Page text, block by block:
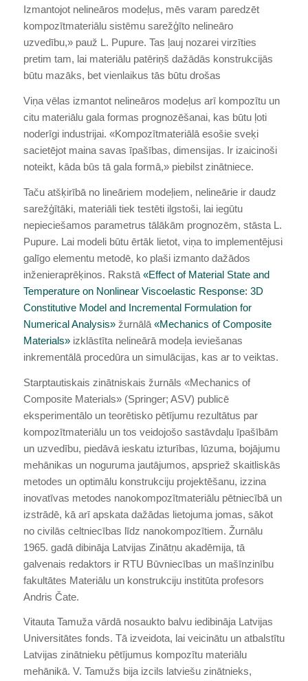
Izmantojot nelineāros modeļus, mēs varam paredzēt
kompozītmateriālu sistēmu sarežģīto nelineāro
uzvedību,» pauž L. Pupure. Tas ļauj nozarei virzīties
pretim tam, lai materiālu patēriņš dažādās konstrukcijās
būtu mazāks, bet vienlaikus tās būtu drošas
Viņa vēlas izmantot nelineāros modeļus arī kompozītu un
citu materiālu gala formas prognozēšanai, kas būtu ļoti
noderīgi industrijai. «Kompozītmateriālā esošie sveķi
sacietējot maina savas īpašības, dimensijas. Ir izaicinoši
noteikt, kāda būs tā gala formā,» piebilst zinātniece.
Taču atšķirībā no lineāriem modeļiem, nelineārie ir daudz
sarežģītāki, materiāli tiek testēti ilgstoši, lai iegūtu
nepieciešamos parametrus tālākām prognozēm, stāsta L.
Pupure. Lai modeli būtu ērtāk lietot, viņa to implementējusi
galīgo elementu metodē, ko plaši izmanto dažādos
inženieraprēķinos. Rakstā «Effect of Material State and
Temperature on Nonlinear Viscoelastic Response: 3D
Constitutive Model and Incremental Formulation for
Numerical Analysis»žurnālā «Mechanics of Composite
Materials»izklāstīta nelineārā modeļa ieviešanas
inkrementālā procedūra un simulācijas, kas ar to veiktas.
Starptautiskais zinātniskais žurnāls «Mechanics of
Composite Materials» (Springer; ASV) publicē
eksperimentālo un teorētisko pētījumu rezultātus par
kompozītmateriālu un tos veidojošo sastāvdaļu īpašībām
un uzvedību, piedāvā ieskatu izturības, lūzuma, bojājumu
mehānikas un noguruma jautājumos, apspriež skaitliskās
metodes un optimālu konstrukciju projektēšanu, izzina
inovatīvas metodes nanokompozītmateriālu pētniecībā un
izstrādē, kā arī apskata dažādas lietojuma jomas, sākot
no civilās celtniecības līdz nanokompozītiem. Žurnālu
1965. gadā dibināja Latvijas Zinātņu akadēmija, tā
galvenais redaktors ir RTU Būvniecības un mašīnzinību
fakultātes Materiālu un konstrukciju institūta profesors
Andris Čate.
Vitauta Tamuža vārdā nosaukto balvu iedibināja Latvijas
Universitātes fonds. Tā izveidota, lai veicinātu un atbalstītu
Latvijas zinātnieku pētījumus kompozītu materiālu
mehānikā. V. Tamužs bija izcils latviešu zinātnieks,